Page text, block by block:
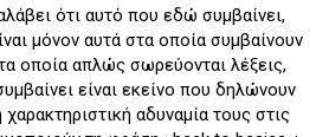
ότι αυτό που εδώ συμβαίνει,
μόνον αυτά στα οποία συμβαίνουν
οποία απλώς σωρεύονται λέξεις,
είναι εκείνο που δηλώνουν
αδυναμία τους στις